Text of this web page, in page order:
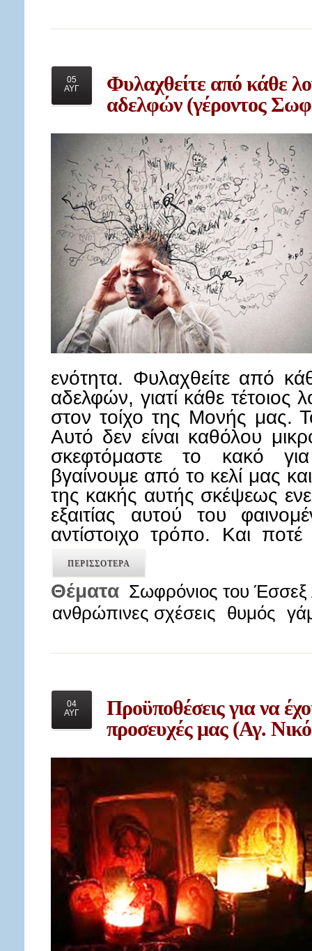
05
ΑΥΓ
Φυλαχθείτεαπό κάθε
αδελφών (γέροντος
ενότητα. Φυλαχθείτε από
αδελφών, γιατί κάθε τέτοιος
στον τοίχο της Μονής μας.
Αυτό δεν είναι καθόλου
σκεφτόμαστε το κακό
βγαίνουμε από το κελί μας
της κακής αυτής σκέψεως
εξαιτίας αυτού του
αντίστοιχο τρόπο. Και
ΠΕΡΙΣΣΟΤΕΡΑ
Θέματα Σωφρόνιος του Έσσεξ
ανθρώπινες σχέσεις θυμός
04
ΑΥΓ
Προϋποθέσειςγια να
προσευχές μας (Αγ.